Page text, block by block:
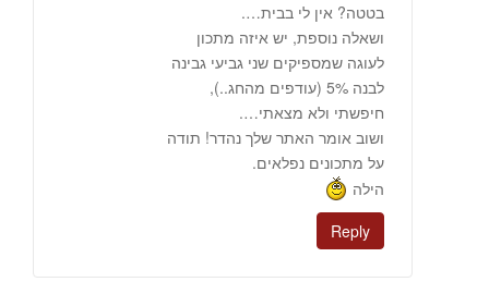
בטטה? אין לי בבית….
ושאלה נוספת, יש איזה מתכון
לעוגה שמספיקים שני גביעי גבינה
לבנה 5% (עודפים מהחג..),
חיפשתי ולא מצאתי….
ושוב אומר האתר שלך נהדר! תודה
על מתכונים נפלאים.
הילה
Reply